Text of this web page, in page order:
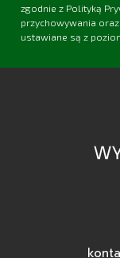
zgodnie z Polityką
przychowywania
ustawiane są z